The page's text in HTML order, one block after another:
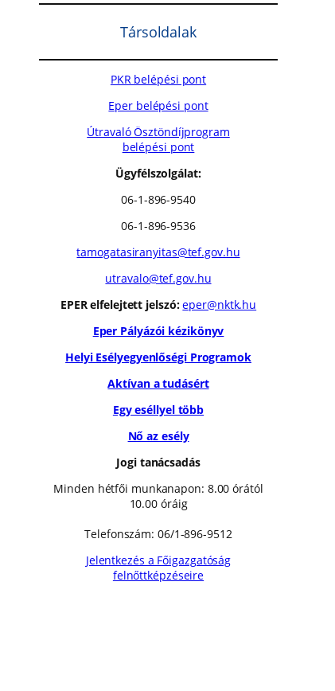
Társoldalak
PKR belépési pont
Eper belépési pont
Útravaló Ösztöndíjprogram
belépési pont
Ügyfélszolgálat:
06-1-896-9540
06-1-896-9536
tamogatasiranyitas@tef.gov.hu
utravalo@tef.gov.hu
EPER elfelejtett jelszó: eper@nktk.hu
Eper Pályázói kézikönyv
Helyi Esélyegyenlőségi Programok
Aktívan a tudásért
Egy eséllyel több
Nő az esély
Jogi tanácsadás
Minden hétfői munkanapon: 8.00 órától
10.00 óráig
Telefonszám: 06/1-896-9512
Jelentkezés a Főigazgatóság
felnőttképzéseire